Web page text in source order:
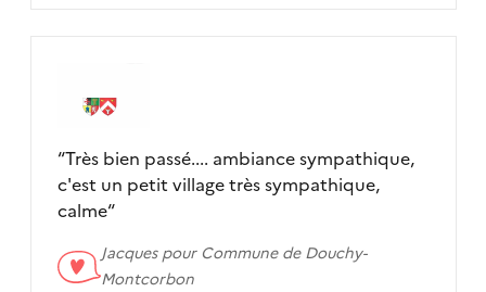
“Très bien passé.... ambiance sympathique,
c'est un petit village très sympathique,
calme“
Jacques pour Commune de Douchy-
Montcorbon